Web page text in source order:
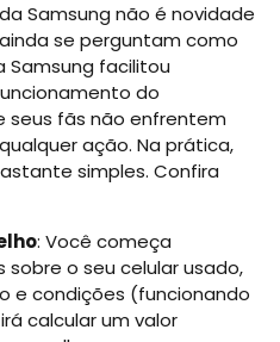
Samsung não é novidade
se perguntam como
Samsung facilitou
do
seus fãs não enfrentem
ação. Na prática,
simples. Confira
: Você começa
o seu celular usado,
e condições (funcionando
calcular um valor